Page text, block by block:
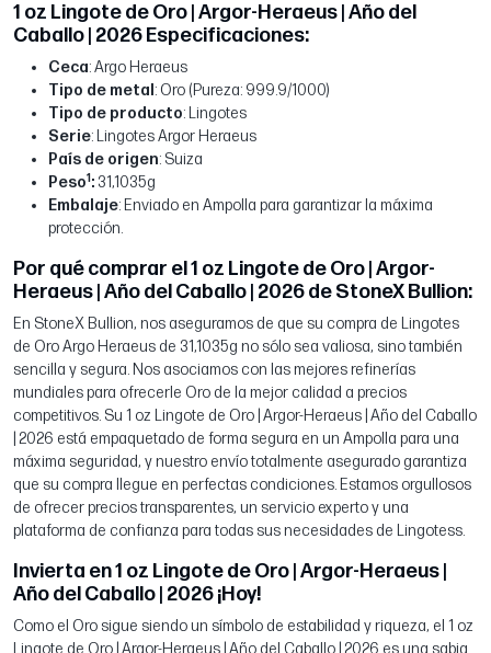
1 oz Lingote de Oro | Argor-Heraeus | Año del
Caballo | 2026 Especificaciones:
Ceca: Argo Heraeus
Tipo de metal : Oro (Pureza: 999.9/1000)
Tipo de producto: Lingotes
Serie: Lingotes Argor Heraeus
País de origen: Suiza
Peso1: 31,1035g
Embalaje: Enviado en Ampolla para garantizar la máxima
protección.
Por qué comprar el 1 oz Lingote de Oro | Argor-
Heraeus | Año del Caballo | 2026 de StoneX Bullion:
En StoneX Bullion, nos aseguramos de que su compra de Lingotes
de Oro Argo Heraeus de 31,1035g no sólo sea valiosa, sino también
sencilla y segura. Nos asociamos con las mejores refinerías
mundiales para ofrecerle Oro de la mejor calidad a precios
competitivos. Su 1 oz Lingote de Oro | Argor-Heraeus | Año del Caballo
| 2026 está empaquetado de forma segura en un Ampolla para una
máxima seguridad, y nuestro envío totalmente asegurado garantiza
que su compra llegue en perfectas condiciones. Estamos orgullosos
de ofrecer precios transparentes, un servicio experto y una
plataforma de confianza para todas sus necesidades de Lingotess.
Invierta en 1 oz Lingote de Oro | Argor-Heraeus |
Año del Caballo | 2026 ¡Hoy!
Como el Oro sigue siendo un símbolo de estabilidad y riqueza, el 1 oz
Lingote de Oro | Argor-Heraeus | Año del Caballo | 2026 es una sabia